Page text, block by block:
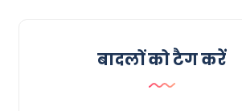
बादलों को टैग करें